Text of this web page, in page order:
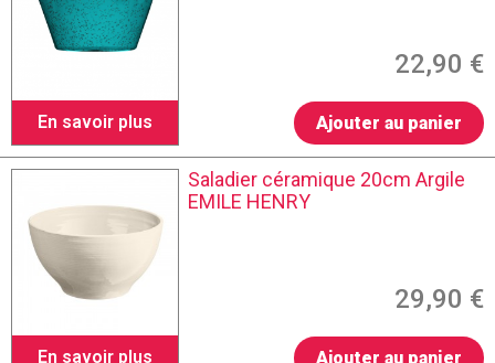
En savoir plus
22,90 €
Ajouter au panier
En savoir plus
Saladier céramique 20cm Argile
EMILE HENRY
29,90 €
Ajouter au panier